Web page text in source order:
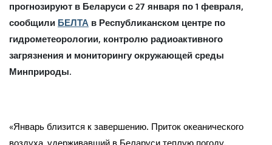
прогнозируют в Беларуси с 27 января по 1 февраля,
сообщили БЕЛТА в Республиканском центре по
гидрометеорологии, контролю радиоактивного
загрязнения и мониторингу окружающей среды
Минприроды.
«Январь близится к завершению. Приток океанического